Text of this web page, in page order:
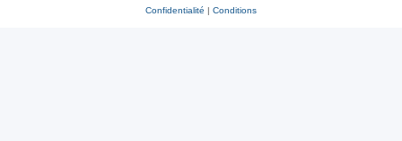
Confidentialité | Conditions